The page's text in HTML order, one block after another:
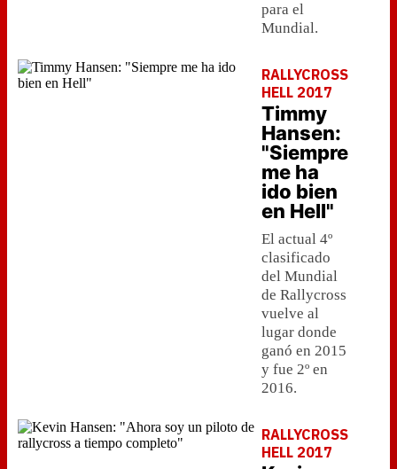
para el
Mundial.
RALLYCROSS
HELL 2017
Timmy
Hansen:
"Siempre
me ha
ido bien
en Hell"
El actual 4º
clasificado
del Mundial
de Rallycross
vuelve al
lugar donde
ganó en 2015
y fue 2º en
2016.
RALLYCROSS
HELL 2017